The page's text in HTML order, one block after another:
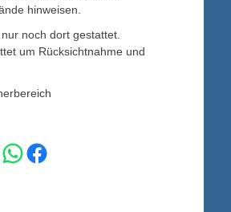
hinweisen.
noch dort gestattet.
um Rücksichtnahme und
Share on WhatsApp
Share on Facebook